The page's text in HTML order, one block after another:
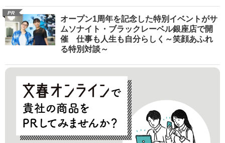
PR
オープン1周年を記念した特別イベントがサ
ムソナイト・ブラックレーベル銀座店で開
催 仕事も人生も自分らしく～笑顔あふれ
る特別対談～